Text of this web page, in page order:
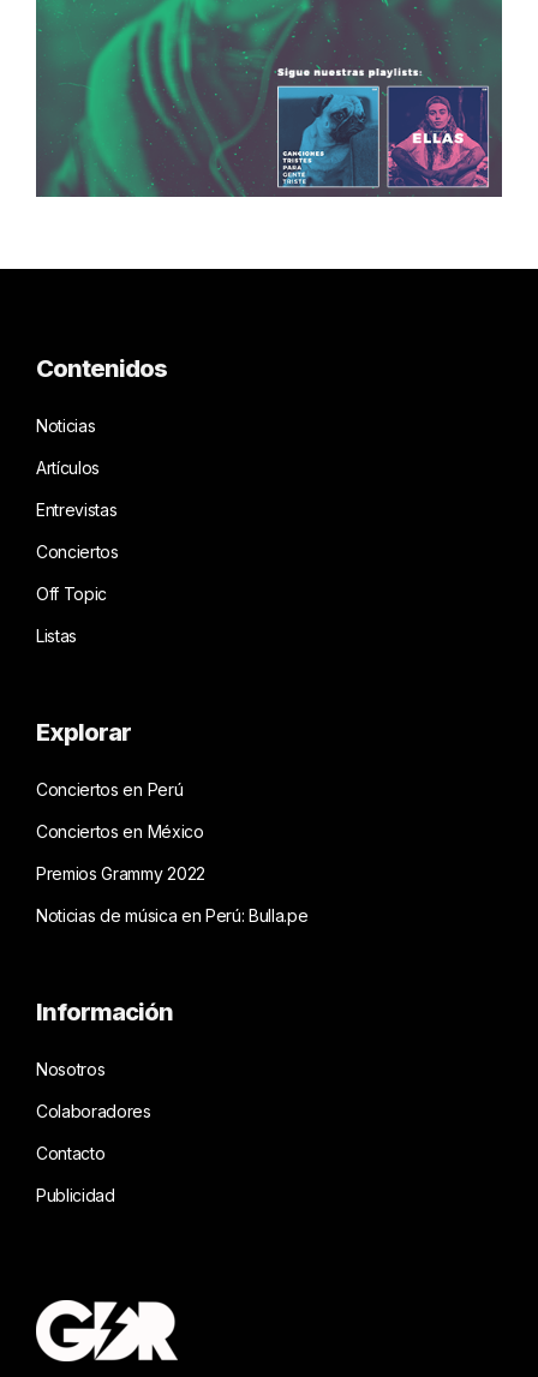
Contenidos
Noticias
Artículos
Entrevistas
Conciertos
Off Topic
Listas
Explorar
Conciertos en Perú
Conciertos en México
Premios Grammy 2022
Noticias de música en Perú: Bulla.pe
Información
Nosotros
Colaboradores
Contacto
Publicidad